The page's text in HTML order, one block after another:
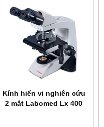
Kính hiển vi nghiên cứu
2 mắt Labomed Lx 400